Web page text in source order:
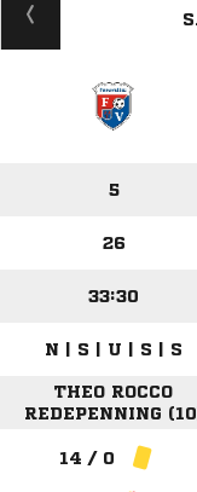
5
26
33:30
N | S | U | S | S
THEO ROCCO
REDEPENNING
14 / 0